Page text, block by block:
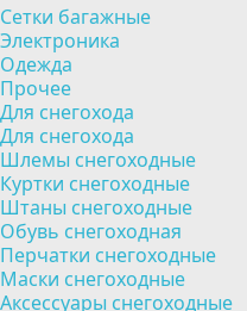
Сетки багажные
Электроника
Одежда
Прочее
Для снегохода
Для снегохода
Шлемы снегоходные
Куртки снегоходные
Штаны снегоходные
Обувь снегоходная
Перчатки снегоходные
Маски снегоходные
Аксессуары снегоходные